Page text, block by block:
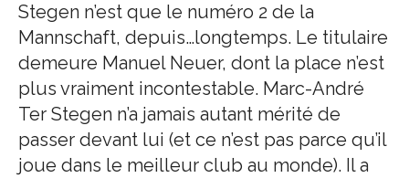
Stegen n’est que le numéro 2 de la
Mannschaft, depuis…longtemps. Le titulaire
demeure Manuel Neuer, dont la place n’est
plus vraiment incontestable. Marc-André
Ter Stegen n’a jamais autant mérité de
passer devant lui (et ce n’est pas parce qu’il
joue dans le meilleur club au monde). Il a